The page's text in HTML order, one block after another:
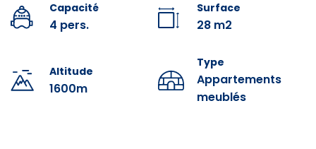
Additional services: bed linen (16€/bed/change),
towels (12€/person/change), beds made up on
booked and paid for directly at the residence
reception desk.
Capacité
4 pers.
Surface
28 m2
Altitude
1600m
Type
Appartements
meublés